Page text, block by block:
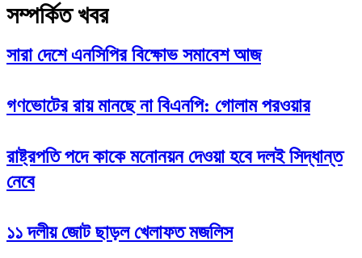
সম্পর্কিত খবর
সারা দেশে এনসিপির বিক্ষোভ সমাবেশ আজ
গণভোটের রায় মানছে না বিএনপি: গোলাম পরওয়ার
রাষ্ট্রপতি পদে কাকে মনোনয়ন দেওয়া হবে দলই সিদ্ধান্ত
নেবে
১১ দলীয় জোট ছাড়ল খেলাফত মজলিস